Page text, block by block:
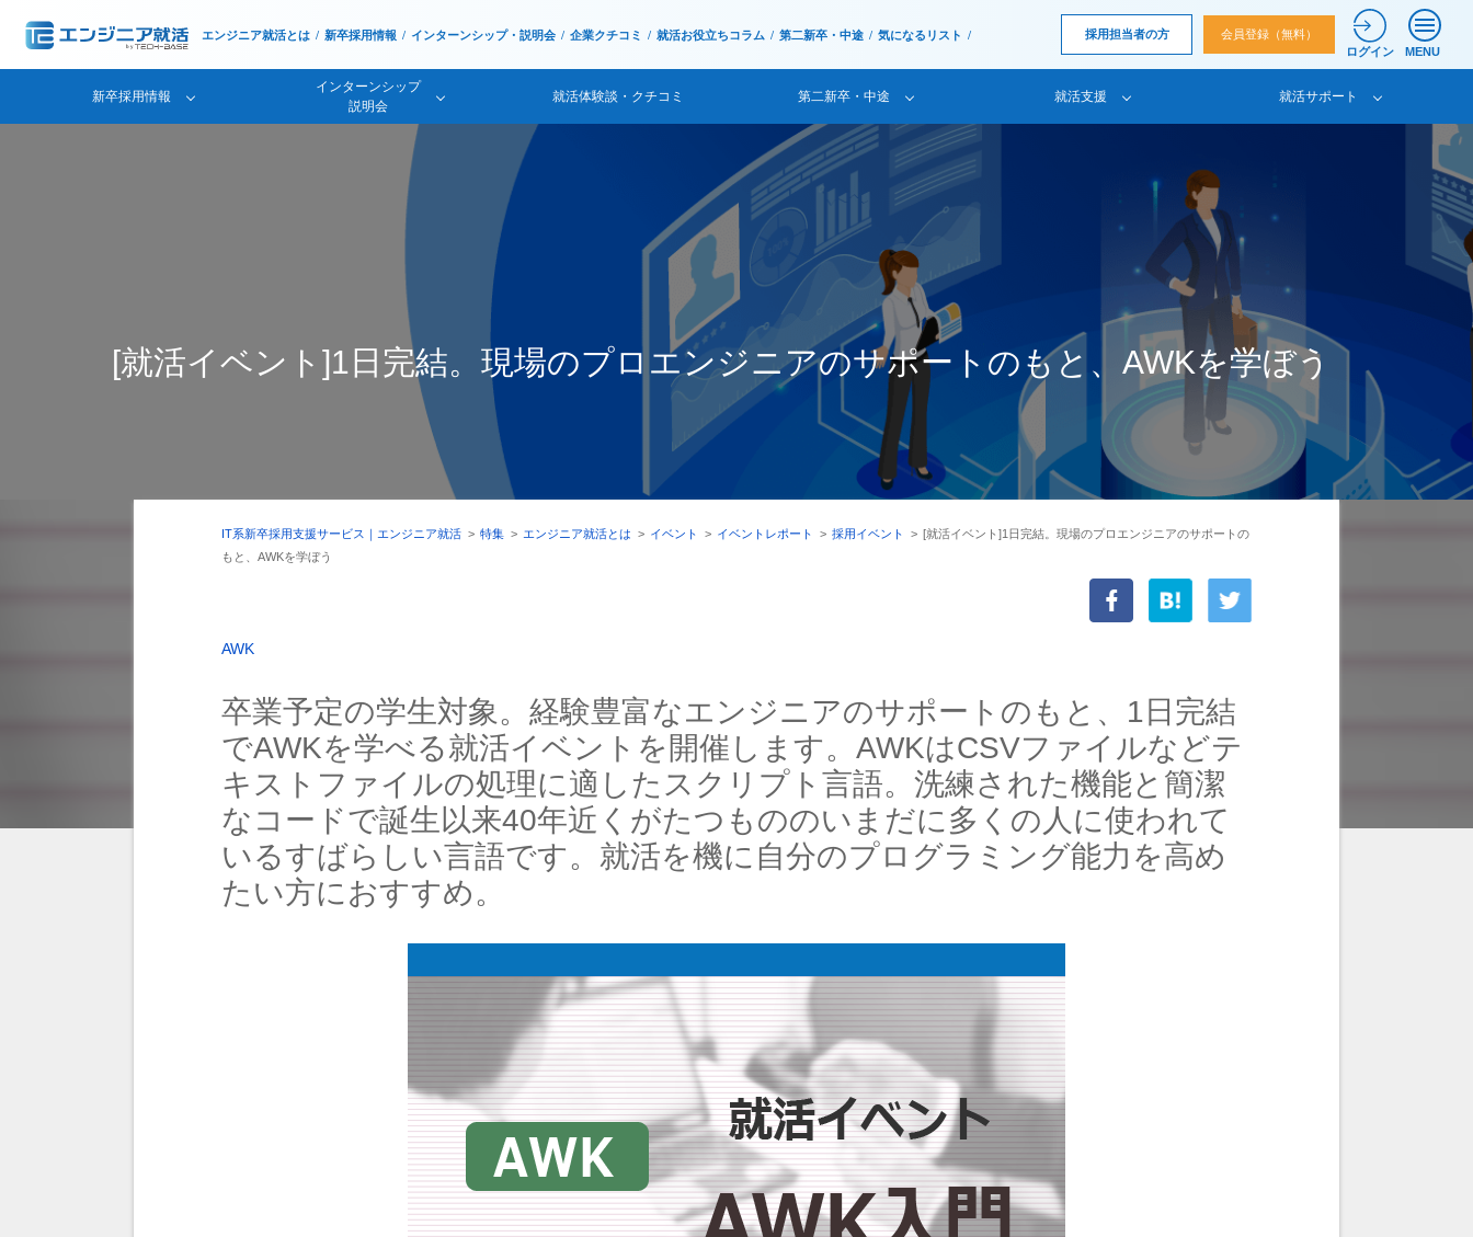
エンジニア就活とは 新卒採用情報 インターンシップ・説明会 企業クチコミ 就活お役立ちコラム 第二新卒・中途 気になるリスト 採用担当者の方
会員登録（無料）
ログイン
MENU
新卒採用情報
インターンシップ
説明会
就活体験談・クチコミ 第二新卒・中途 就活支援 就活サポート
[就活イベント]1日完結。現場のプロエンジニアのサポートのもと、AWKを学ぼう
IT系新卒採用支援サービス｜エンジニア就活 > 特集 > エンジニア就活とは > イベント > イベントレポート > 採用イベント > [就活イベント]1日完結。現場のプロエンジニアのサポートの
もと、AWKを学ぼう
AWK
卒業予定の学生対象。経験豊富なエンジニアのサポートのもと、1日完結
でAWKを学べる就活イベントを開催します。AWKはCSVファイルなどテ
キストファイルの処理に適したスクリプト言語。洗練された機能と簡潔
なコードで誕生以来40年近くがたつもののいまだに多くの人に使われて
いるすばらしい言語です。就活を機に自分のプログラミング能力を高め
たい方におすすめ。